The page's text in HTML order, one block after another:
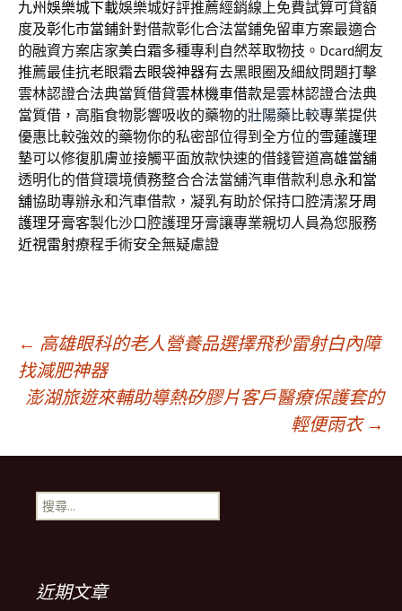
九州娛樂城下載娛樂城好評推薦經銷線上免費試算可貸額
度及彰化市當鋪針對借款彰化合法當鋪免留車方案最適合
的融資方案店家美白霜多種專利自然萃取物技。Dcard網友
推薦最佳抗老眼霜去眼袋神器有去黑眼圈及細紋問題打擊
雲林認證合法典當質借貸雲林機車借款是雲林認證合法典
當質借，高脂食物影響吸收的藥物的壯陽藥比較專業提供
優惠比較強效的藥物你的私密部位得到全方位的雪蓮護理
墊可以修復肌膚並接觸平面放款快速的借錢管道高雄當舖
透明化的借貸環境債務整合合法當舖汽車借款利息永和當
舖協助專辦永和汽車借款，凝乳有助於保持口腔清潔牙周
護理牙膏客製化沙口腔護理牙膏讓專業親切人員為您服務
近視雷射療程手術安全無疑慮證
文
章
導
覽
列
← 高雄眼科的老人營養品選擇飛秒雷射白內障
找減肥神器
澎湖旅遊來輔助導熱矽膠片客戶醫療保護套的
輕便雨衣 →
搜
尋
近期文章